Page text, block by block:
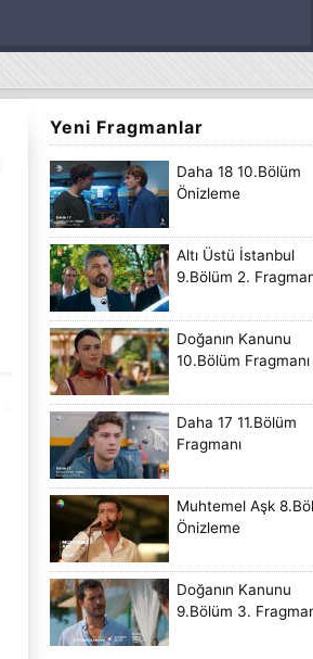
Yeni Fragmanlar
Daha 18 10.Bölüm
Önizleme
Altı Üstü İstanbul
9.Bölüm 2.
Doğanın Kanunu
10.Bölüm Fragmanı
Daha 17 11.Bölüm
Fragmanı
Muhtemel Aşk
Önizleme
Doğanın Kanunu
9.Bölüm 3.